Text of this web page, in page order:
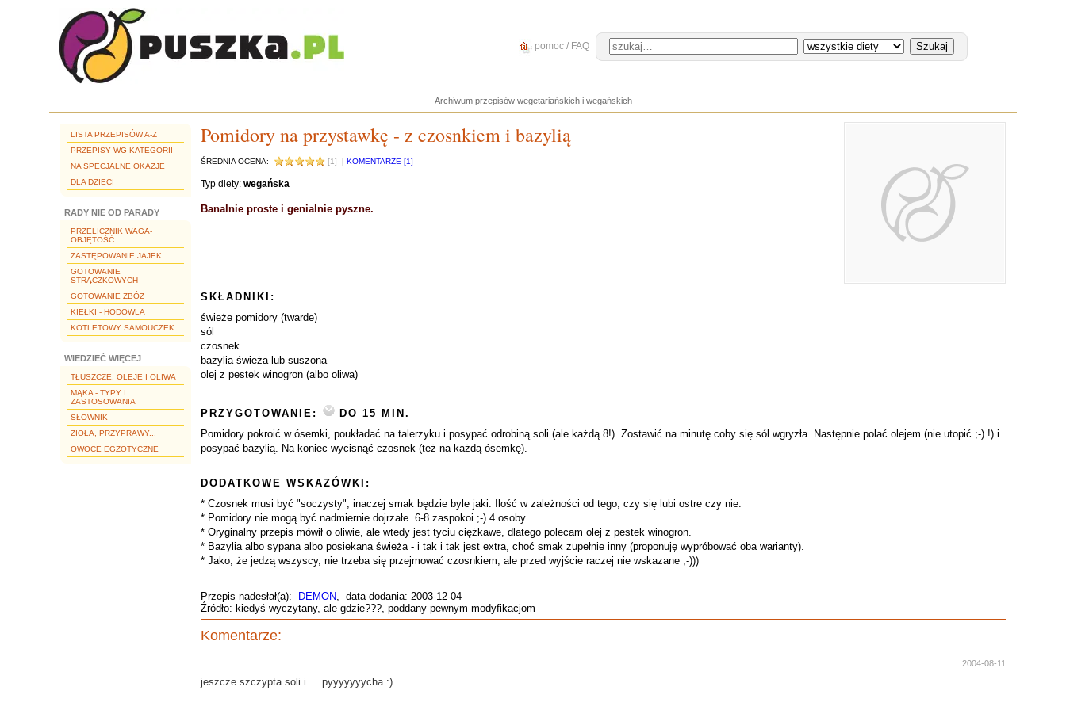
pomoc / FAQ
Archiwum przepisów wegetariańskich i wegańskich
LISTA PRZEPISÓW A-Z
PRZEPISY WG KATEGORII
NA SPECJALNE OKAZJE
DLA DZIECI
RADY NIE OD PARADY
PRZELICZNIK WAGA-
OBJĘTOŚĆ
ZASTĘPOWANIE JAJEK
GOTOWANIE
STRĄCZKOWYCH
GOTOWANIE ZBÓŻ
KIEŁKI - HODOWLA
KOTLETOWY SAMOUCZEK
WIEDZIEĆ WIĘCEJ
TŁUSZCZE, OLEJE I OLIWA
MĄKA - TYPY I
ZASTOSOWANIA
SŁOWNIK
ZIOŁA, PRZYPRAWY...
OWOCE EGZOTYCZNE
Pomidory na przystawkę - z czosnkiem i bazylią
ŚREDNIA OCENA: [1] | KOMENTARZE [1]
Typ diety: wegańska
Banalnie proste i genialnie pyszne.
SKŁADNIKI:
świeże pomidory (twarde)
sól
czosnek
bazylia świeża lub suszona
olej z pestek winogron (albo oliwa)
PRZYGOTOWANIE:
DO 15 MIN.
Pomidory pokroić w ósemki, poukładać na talerzyku i posypać odrobiną soli (ale każdą 8!). Zostawić na minutę coby się sól wgryzła. Następnie polać olejem (nie utopić ;-) !) i
posypać bazylią. Na koniec wycisnąć czosnek (też na każdą ósemkę).
DODATKOWE WSKAZÓWKI:
* Czosnek musi być "soczysty", inaczej smak będzie byle jaki. Ilość w zależności od tego, czy się lubi ostre czy nie.
* Pomidory nie mogą być nadmiernie dojrzałe. 6-8 zaspokoi ;-) 4 osoby.
* Oryginalny przepis mówił o oliwie, ale wtedy jest tyciu ciężkawe, dlatego polecam olej z pestek winogron.
* Bazylia albo sypana albo posiekana świeża - i tak i tak jest extra, choć smak zupełnie inny (proponuję wypróbować oba warianty).
* Jako, że jedzą wszyscy, nie trzeba się przejmować czosnkiem, ale przed wyjście raczej nie wskazane ;-)))
Przepis nadesłał(a): DEMON, data dodania: 2003-12-04
Źródło: kiedyś wyczytany, ale gdzie???, poddany pewnym modyfikacjom
Komentarze:
2004-08-11
jeszcze szczypta soli i ... pyyyyyyycha :)